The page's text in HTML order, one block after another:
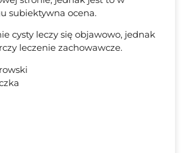
subiektywna ocena.
cysty leczy się objawowo, jednak
leczenie zachowawcze.